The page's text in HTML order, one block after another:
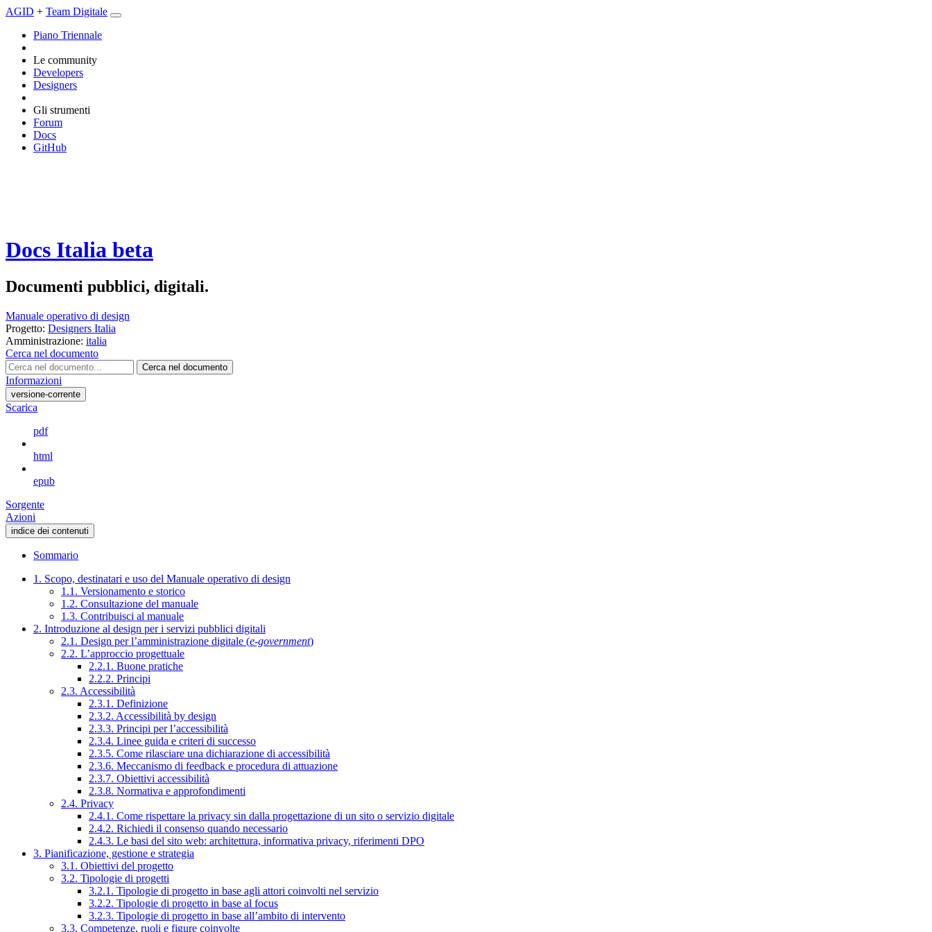
AGID + Team Digitale
Piano Triennale
Le community
Developers
Designers
Gli strumenti
Forum
Docs
GitHub
Docs Italia beta
Documenti pubblici, digitali.
Manuale operativo di design
Progetto: Designers Italia
Amministrazione: italia
Cerca nel documento
Cerca nel documento
Informazioni
versione-corrente
Scarica
pdf
html
epub
Sorgente
Azioni
indice dei contenuti
Sommario
1. Scopo, destinatari e uso del Manuale operativo di design
1.1. Versionamento e storico
1.2. Consultazione del manuale
1.3. Contribuisci al manuale
2. Introduzione al design per i servizi pubblici digitali
2.1. Design per l’amministrazione digitale (e-government)
2.2. L’approccio progettuale
2.2.1. Buone pratiche
2.2.2. Principi
2.3. Accessibilità
2.3.1. Definizione
2.3.2. Accessibilità by design
2.3.3. Principi per l’accessibilità
2.3.4. Linee guida e criteri di successo
2.3.5. Come rilasciare una dichiarazione di accessibilità
2.3.6. Meccanismo di feedback e procedura di attuazione
2.3.7. Obiettivi accessibilità
2.3.8. Normativa e approfondimenti
2.4. Privacy
2.4.1. Come rispettare la privacy sin dalla progettazione di un sito o servizio digitale
2.4.2. Richiedi il consenso quando necessario
2.4.3. Le basi del sito web: architettura, informativa privacy, riferimenti DPO
3. Pianificazione, gestione e strategia
3.1. Obiettivi del progetto
3.2. Tipologie di progetti
3.2.1. Tipologie di progetto in base agli attori coinvolti nel servizio
3.2.2. Tipologie di progetto in base al focus
3.2.3. Tipologie di progetto in base all’ambito di intervento
3.3. Competenze, ruoli e figure coinvolte